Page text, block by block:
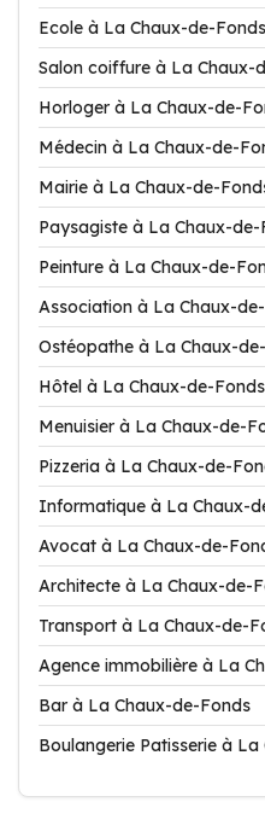
Ecole à La Chaux-de-Fonds
Salon coiffure à La Chaux-
Horloger à La Chaux-de-
Médecin à La Chaux-de-
Mairie à La Chaux-de-
Paysagiste à La Chaux-de-
Peinture à La Chaux-de-
Association à La Chaux-
Ostéopathe à La Chaux-
Hôtel à La Chaux-de-Fonds
Menuisier à La Chaux-de-
Pizzeria à La Chaux-de-
Informatique à La Chaux-
Avocat à La Chaux-de-
Architecte à La Chaux-de-
Transport à La Chaux-de-
Agence immobilière à La
Bar à La Chaux-de-Fonds
Boulangerie Patisserie à